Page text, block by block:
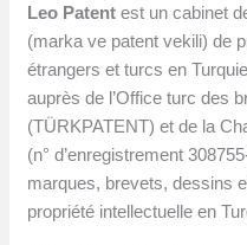
Leo Patent est un cabinet
(marka ve patent vekili) de
étrangers et turcs en
auprès de l’Office turc des
(TÜRKPATENT) et de la
(n° d’enregistrement
marques, brevets, dessins
propriété intellectuelle en